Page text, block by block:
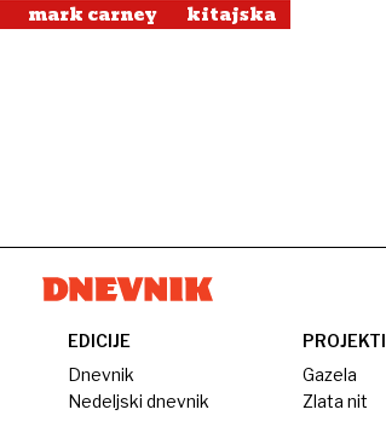
mark carney
kitajska
EDICIJE
Dnevnik
Nedeljski dnevnik
PROJEKTI
Gazela
Zlata nit